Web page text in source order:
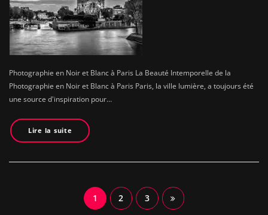
Photographie en Noir et Blanc à Paris La Beauté Intemporelle de la
Photographie en Noir et Blanc à Paris Paris, la ville lumière, a toujours été
une source d'inspiration pour…
Lire la suite
1 2 3